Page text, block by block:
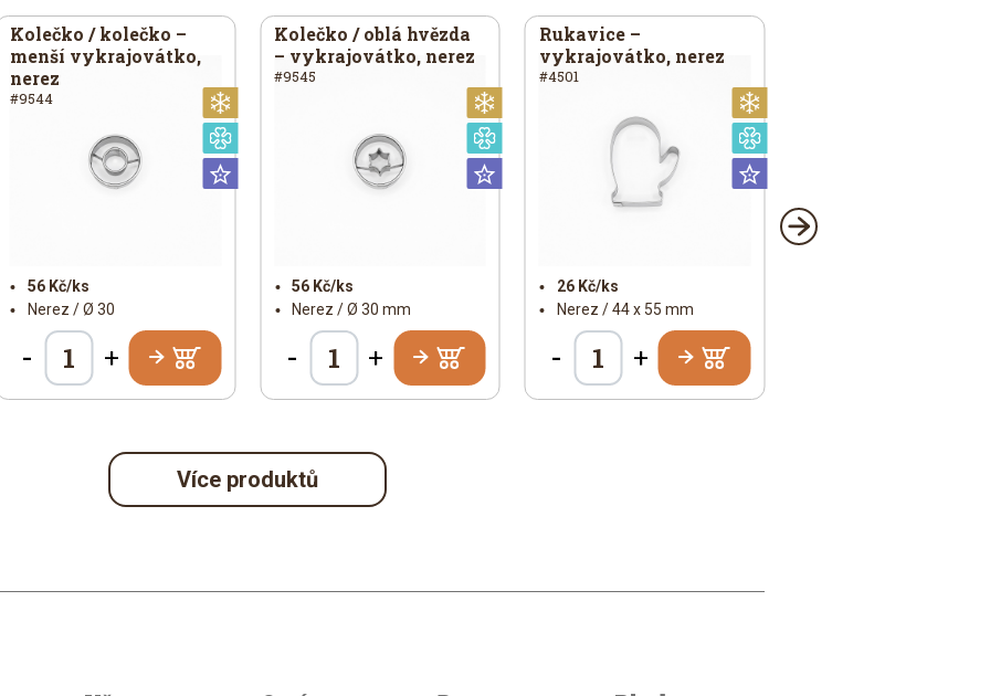
Kolečko / kolečko –
menší vykrajovátko,
nerez
#9544
56 Kč/ks
Nerez / Ø 30
- +
Kolečko / oblá hvězda
– vykrajovátko, nerez
#9545
56 Kč/ks
Nerez / Ø 30 mm
- +
Rukavice –
vykrajovátko, nerez
#4501
26 Kč/ks
Nerez / 44 x 55 mm
- +
Více produktů